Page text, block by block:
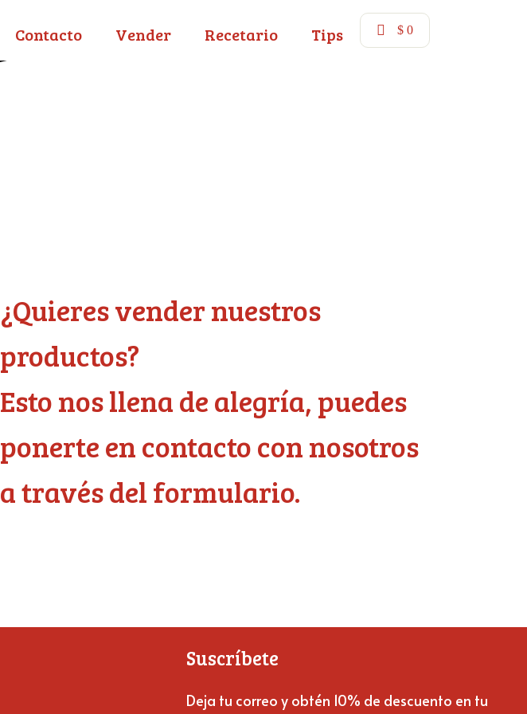
Contacto Vender Recetario Tips $ 0
¿Quieres vender nuestros
productos?
Esto nos llena de alegría, puedes
ponerte en contacto con nosotros
a través del formulario.
Suscríbete
Deja tu correo y obtén 10% de descuento en tu